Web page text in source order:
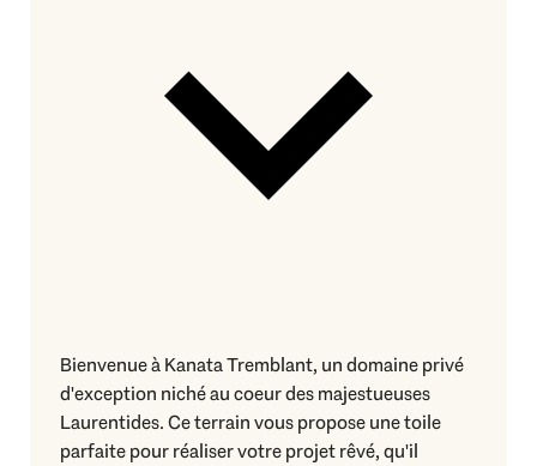
Bienvenue à Kanata Tremblant, un domaine privé
d'exception niché au coeur des majestueuses
Laurentides. Ce terrain vous propose une toile
parfaite pour réaliser votre projet rêvé, qu'il